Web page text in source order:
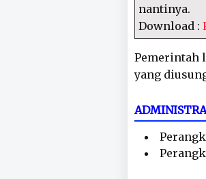
nantinya.
Download :
Pemerintah
yang